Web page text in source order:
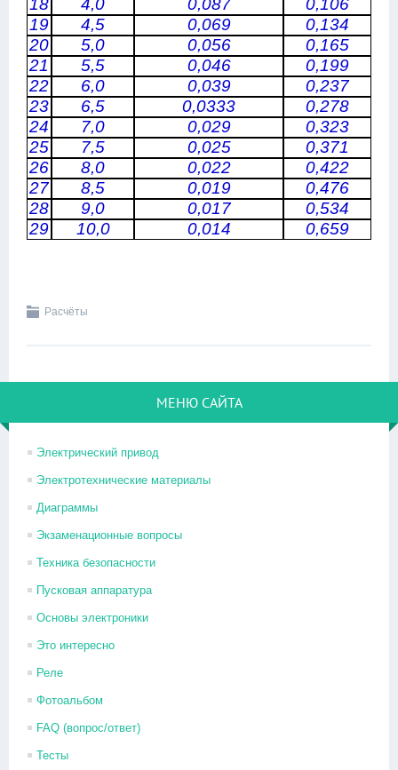
18
4,0 0,087
0,106
19
4,5 0,069
0,134
20
5,0 0,056
0,165
21
5,5 0,046
0,199
22
6,0 0,039
0,237
23
6,5 0,0333
0,278
24
7,0 0,029
0,323
25
7,5 0,025
0,371
26
8,0 0,022
0,422
27
8,5 0,019
0,476
28
9,0 0,017
0,534
29
10,0 0,014 0,659
Расчёты
МЕНЮ САЙТА
Электрический привод
Электротехнические материалы
Диаграммы
Экзаменационные вопросы
Техника безопасности
Пусковая аппаратура
Основы электроники
Это интересно
Реле
Фотоальбом
FAQ (вопрос/ответ)
Тесты